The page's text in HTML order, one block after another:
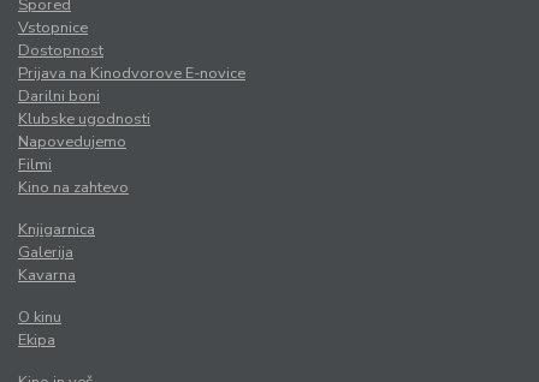
Spored
Vstopnice
Dostopnost
Prijava na Kinodvorove E-novice
Darilni boni
Klubske ugodnosti
Napovedujemo
Filmi
Kino na zahtevo
Knjigarnica
Galerija
Kavarna
O kinu
Ekipa